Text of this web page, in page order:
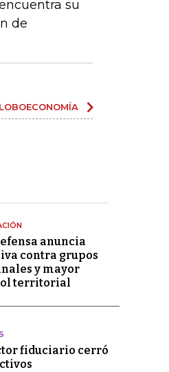
su
de
anuncia
contra grupos
y mayor
territorial
fiduciario cerró